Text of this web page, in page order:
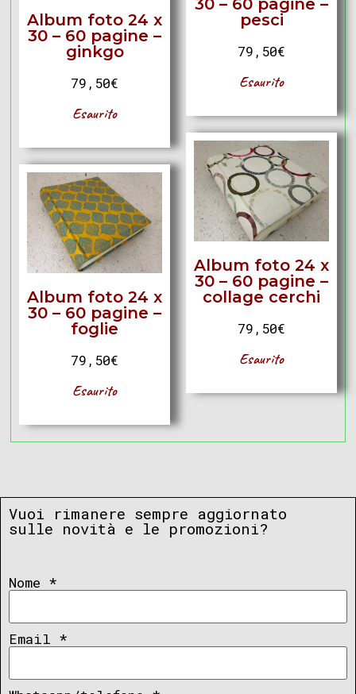
30 – 60 pagine –
pesci
79,50€
Esaurito
Album foto 24 x
30 – 60 pagine –
ginkgo
79,50€
Esaurito
Album foto 24 x
30 – 60 pagine –
collage cerchi
79,50€
Esaurito
Album foto 24 x
30 – 60 pagine –
foglie
79,50€
Esaurito
Vuoi rimanere sempre aggiornato
sulle novità e le promozioni?
Nome *
Email *